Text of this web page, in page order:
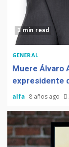
3 min read
GENERAL
Muere Álvaro
expresidente
alfa 8 años ago